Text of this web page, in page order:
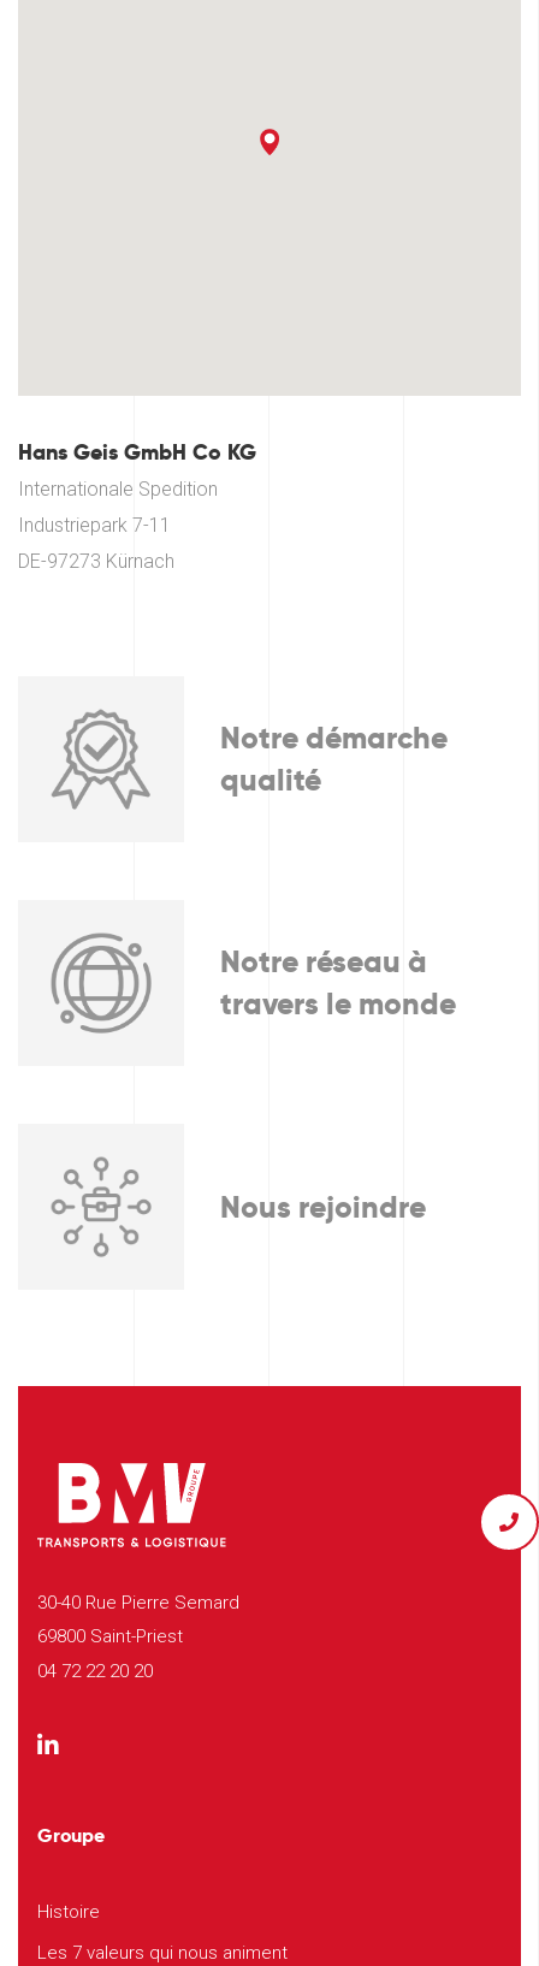
Hans Geis GmbH Co KG
Internationale Spedition
Industriepark 7-11
DE-97273 Kürnach
Notre démarche
qualité
Notre réseau à
travers le monde
Nous rejoindre
30-40 Rue Pierre Semard
69800 Saint-Priest
04 72 22 20 20
Groupe
Histoire
Les 7 valeurs qui nous animent